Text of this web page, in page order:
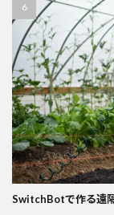
SwitchBotで作る遠